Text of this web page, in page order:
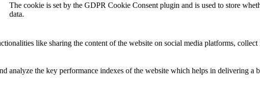
The cookie is set by the GDPR Cookie Consent plugin and is used to store
data.
like sharing the content of the website on social media platforms, collect
analyze the key performance indexes of the website which helps in delivering a